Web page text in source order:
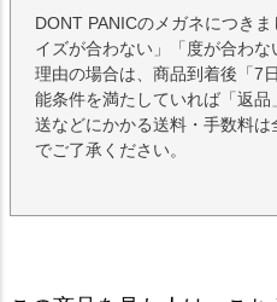
DONT PANICのメガネにつき
イズが合わない」「度が合わ
理由の場合は、商品到着後「7
能条件を満たしていれば「返
送などにかかる送料・手数料
でご了承ください。